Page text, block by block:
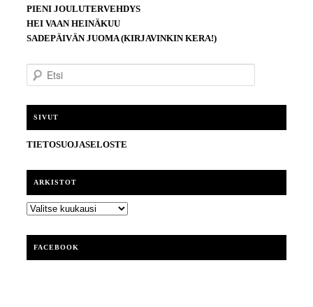
PIENI JOULUTERVEHDYS
HEI VAAN HEINÄKUU
SADEPÄIVÄN JUOMA (KIRJAVINKIN KERA!)
t
SIVUT
TIETOSUOJASELOSTE
ARKISTOT
ARKISTOT
FACEBOOK